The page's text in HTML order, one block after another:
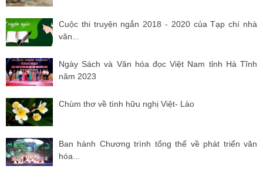
Cuộc thi truyện ngắn 2018 - 2020 của Tạp chí nhà
văn...
Ngày Sách và Văn hóa đọc Việt Nam tỉnh Hà Tĩnh
năm 2023
Chùm thơ về tình hữu nghị Việt- Lào
Ban hành Chương trình tổng thể về phát triển văn
hóa...